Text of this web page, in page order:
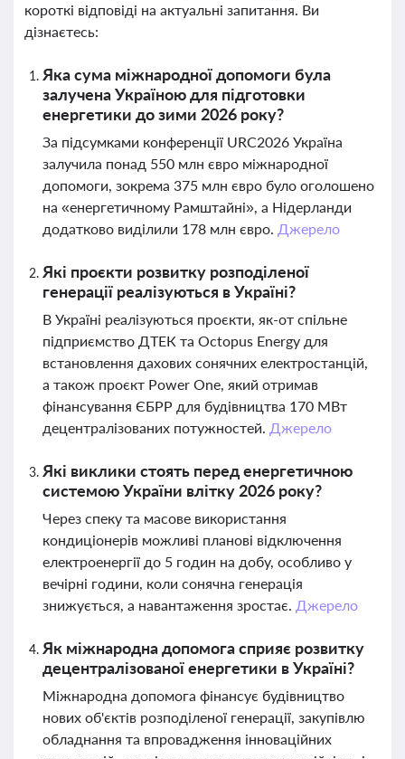
короткі відповіді на актуальні запитання. Ви
дізнаєтесь:
Яка сума міжнародної допомоги була
залучена Україною для підготовки
енергетики до зими 2026 року?
За підсумками конференції URC2026 Україна
залучила понад 550 млн євро міжнародної
допомоги, зокрема 375 млн євро було оголошено
на «енергетичному Рамштайні», а Нідерланди
додатково виділили 178 млн євро. Джерело
Які проєкти розвитку розподіленої
генерації реалізуються в Україні?
В Україні реалізуються проєкти, як-от спільне
підприємство ДТЕК та Octopus Energy для
встановлення дахових сонячних електростанцій,
а також проєкт Power One, який отримав
фінансування ЄБРР для будівництва 170 МВт
децентралізованих потужностей. Джерело
Які виклики стоять перед енергетичною
системою України влітку 2026 року?
Через спеку та масове використання
кондиціонерів можливі планові відключення
електроенергії до 5 годин на добу, особливо у
вечірні години, коли сонячна генерація
знижується, а навантаження зростає. Джерело
Як міжнародна допомога сприяє розвитку
децентралізованої енергетики в Україні?
Міжнародна допомога фінансує будівництво
нових об'єктів розподіленої генерації, закупівлю
обладнання та впровадження інноваційних